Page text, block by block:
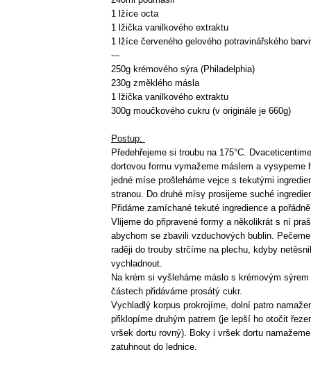
1 lžíce octa
1 lžička vanilkového extraktu
1 lžíce červeného gelového potravinářského
---
250g krémového sýra (Philadelphia)
230g změklého másla
1 lžička vanilkového extraktu
300g moučkového cukru (v originále je 660g)
Postup:
Předehřejeme si troubu na 175°C.
dortovou formu vymažeme máslem a vysypeme
jedné míse prošleháme vejce s tekutými
stranou. Do druhé mísy prosijeme suché
Přidáme zamíchané tekuté ingredience a
Vlijeme do připravené formy a několikrát s ní
abychom se zbavili vzduchových bublin.
raději do trouby strčíme na plechu, kdyby
vychladnout.
Na krém si vyšleháme máslo s krémovým
částech přidáváme prosátý cukr.
Vychladlý korpus prokrojíme, dolní patro
přiklopíme druhým patrem (je lepší ho otočit
vršek dortu rovný). Boky i vršek dortu
zatuhnout do lednice.